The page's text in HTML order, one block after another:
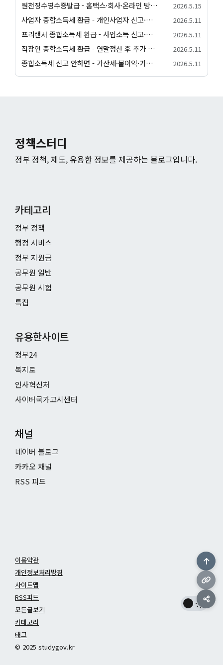
원천징수영수증발급 - 홈택스·회사·온라인 방법 안내 2026.5.15
사업자 종합소득세 환급 - 개인사업자 신고·환급 조건 정리 2026.5.11
프리랜서 종합소득세 환급 - 사업소득 신고·환급 절차 안내 2026.5.11
직장인 종합소득세 환급 - 연말정산 후 추가 환급 받는 법 2026.5.11
종합소득세 신고 안하면 - 가산세·불이익·기한 후 신고 안내 2026.5.11
정책스터디
정부 정책, 제도, 유용한 정보를 제공하는 블로그입니다.
카테고리
정부 정책
행정 서비스
정부 지원금
공무원 일반
공무원 시험
특집
유용한사이트
정부24
복지로
인사혁신처
사이버국가고시센터
채널
네이버 블로그
카카오 채널
RSS 피드
이용약관
개인정보처리방침
사이트맵
RSS피드
모든글보기
카테고리
태그
© 2025 studygov.kr